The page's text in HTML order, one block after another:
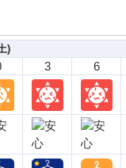
)
3 6